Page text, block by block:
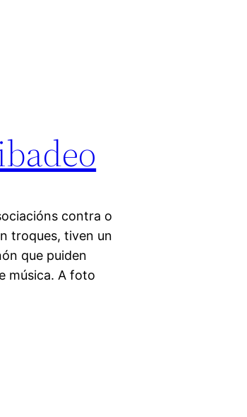
contra o
troques, tiven un
que puiden
música. A foto